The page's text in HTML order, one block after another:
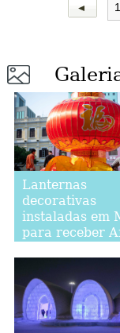
1
Lanternas
decorativas
instaladas em
para receber